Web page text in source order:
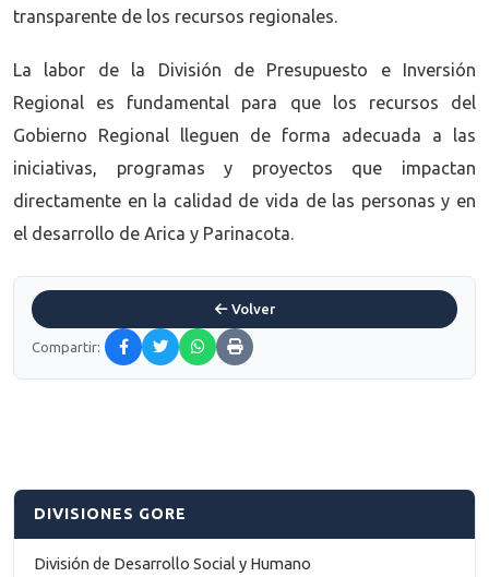
transparente de los recursos regionales.
La labor de la División de Presupuesto e Inversión
Regional es fundamental para que los recursos del
Gobierno Regional lleguen de forma adecuada a las
iniciativas, programas y proyectos que impactan
directamente en la calidad de vida de las personas y en
el desarrollo de Arica y Parinacota.
Volver
Compartir:
DIVISIONES GORE
División de Desarrollo Social y Humano